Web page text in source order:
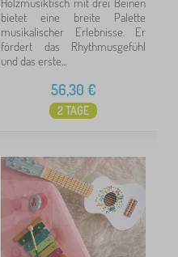
bietet eine breite Palette
musikalischer Erlebnisse. Er
fördert das Rhythmusgefühl
und das erste...
56,30 €
2 TAGE